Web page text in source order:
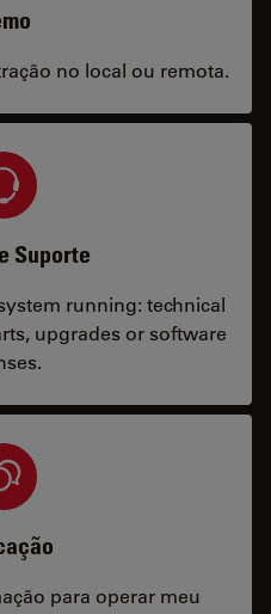
no local ou remota.
Suporte
running: technical
upgrades or software
para operar meu